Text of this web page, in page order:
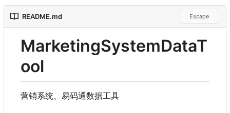
README.md Escape
MarketingSystemDataT
ool
营销系统、易码通数据工具